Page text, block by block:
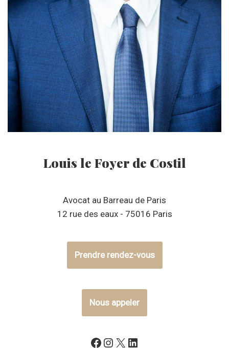
Louis le Foyer de Costil
Avocat au Barreau de Paris
12 rue des eaux - 75016 Paris
Prendre rendez-vous
Nous appeler